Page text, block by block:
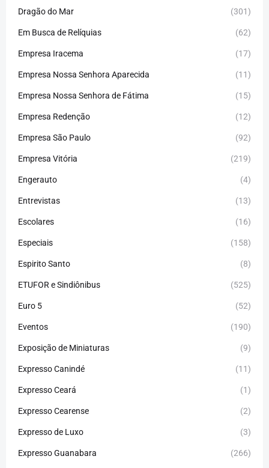
Dragão do Mar (301)
Em Busca de Relíquias (62)
Empresa Iracema (17)
Empresa Nossa Senhora Aparecida (11)
Empresa Nossa Senhora de Fátima (15)
Empresa Redenção (12)
Empresa São Paulo (92)
Empresa Vitória (219)
Engerauto (4)
Entrevistas (13)
Escolares (16)
Especiais (158)
Espirito Santo (8)
ETUFOR e Sindiônibus (525)
Euro 5 (52)
Eventos (190)
Exposição de Miniaturas (9)
Expresso Canindé (11)
Expresso Ceará (1)
Expresso Cearense (2)
Expresso de Luxo (3)
Expresso Guanabara (266)